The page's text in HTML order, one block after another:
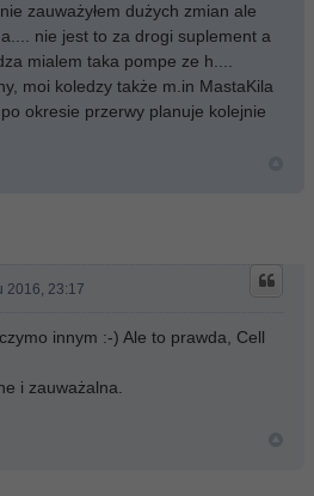
zauważyłem dużych zmian ale
nie jest to za drogi suplement a
mialem taka pompe ze h....
moi koledzy także m.in MastaKila
okresie przerwy planuje kolejnie
2016, 23:17
innym :-) Ale to prawda, Cell
i zauważalna.